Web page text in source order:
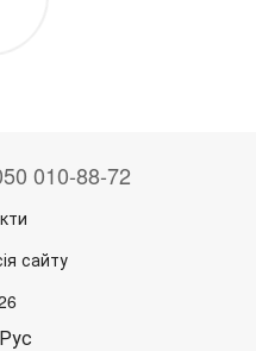
010-88-72
сайту
Рус